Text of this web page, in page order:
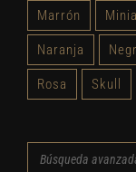
Marrón
Naranja
Rosa Skull
Búsqueda